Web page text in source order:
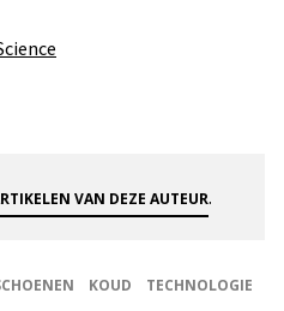
VAN DEZE AUTEUR.
KOUD
TECHNOLOGIE